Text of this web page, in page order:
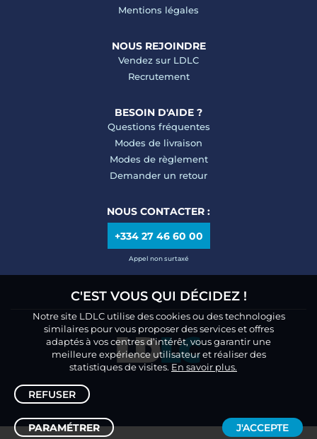
C'EST VOUS QUI DÉCIDEZ !
Notre site LDLC utilise des cookies ou des technologies
similaires pour vous proposer des services et offres
adaptés à vos centres d’intérêt, vous garantir une
meilleure expérience utilisateur et réaliser des
statistiques de visites. En savoir plus.
REFUSER
PARAMÉTRER J'ACCEPTE
Mentions légales
NOUS REJOINDRE
Vendez sur LDLC
Recrutement
BESOIN D'AIDE ?
Questions fréquentes
Modes de livraison
Modes de règlement
Demander un retour
NOUS CONTACTER :
+334 27 46 60 00
Appel non surtaxé